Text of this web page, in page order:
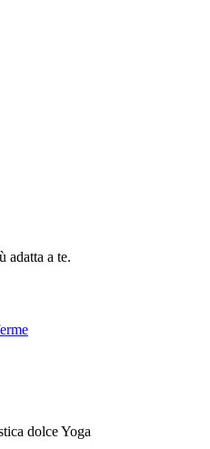
adatta a te.
dolceYoga